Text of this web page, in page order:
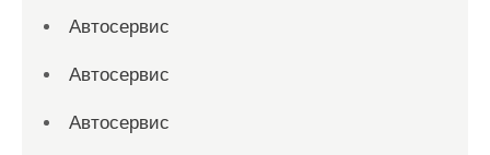
Автосервис
Автосервис
Автосервис